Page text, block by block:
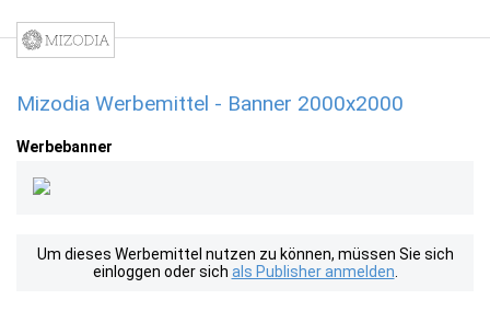
Mizodia Werbemittel - Banner 2000x2000
Werbebanner
Um dieses Werbemittel nutzen zu können, müssen Sie sich
einloggen oder sich als Publisher anmelden